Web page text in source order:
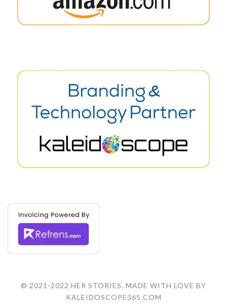
© 2021-2022 HER STORIES. MADE WITH LOVE BY
KALEIDOSCOPE365.COM